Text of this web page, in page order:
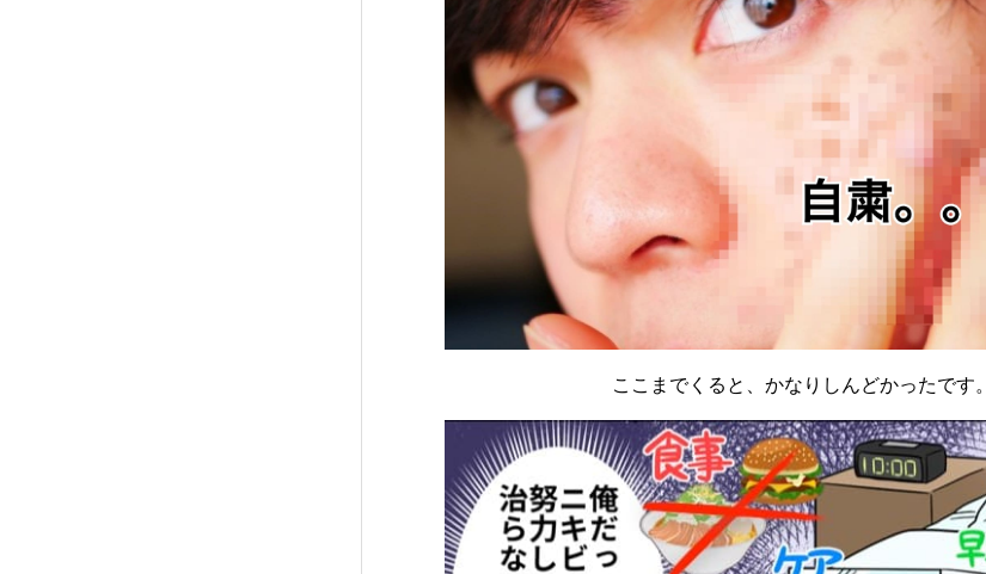
ここまでくると、かなりしんどかったです。